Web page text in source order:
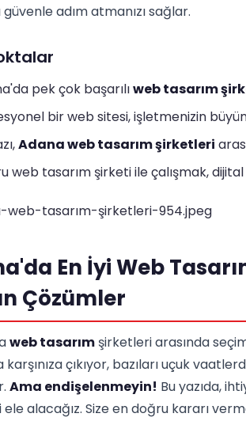
adım atmanızı sağlar.
pek çok başarılıweb tasarım
bir web sitesi, işletmenizin
Adana web tasarım şirketleri
web tasarım şirketi ile çalışmak, dijital
En İyi Web
Çözümler
web tasarım şirketleri arasında
karşınıza çıkıyor, bazıları uçuk
Ama endişelenmeyin! Bu yazıda,
alacağız. Size en doğru kararı